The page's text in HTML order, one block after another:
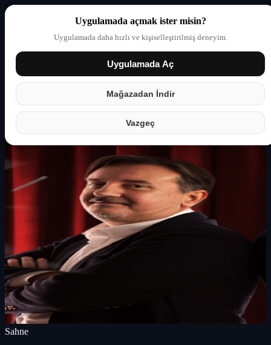
Uygulamada açmak ister misin?
Uygulamada daha hızlı ve kişiselleştirilmiş deneyim.
Uygulamada Aç
Mağazadan İndir
Vazgeç
Giriş yap Partner
Sahne